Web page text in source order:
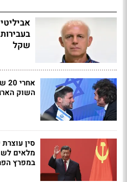
שקל
השוק
סין עוצרת
מלאים
במפרץ